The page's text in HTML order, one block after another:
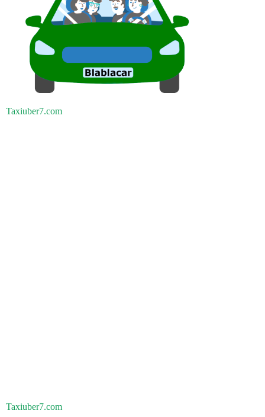
Taxiuber7.com
Taxiuber7.com